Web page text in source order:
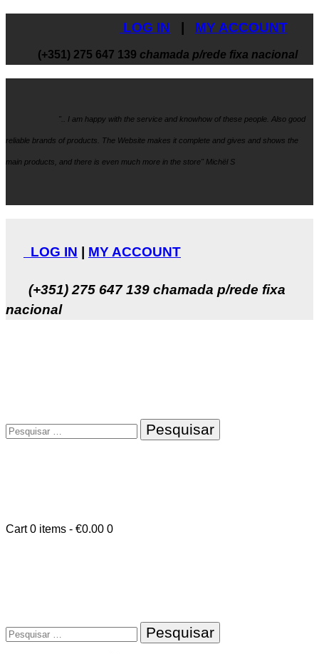
LOG IN MY ACCOUNT
(+351) 275 647 139 chamada p/rede fixa nacional
".. I am happy with the service and knowhow of these people. Also good
reliable brands of products. The Website makes it complete and gives and shows the
main products, and there is even much more in the store" Michël S
LOG IN MY ACCOUNT
(+351) 275 647 139 chamada p/rede fixa
nacional
Pesquisar
por:
Cart 0 items - €0.00 0
Pesquisar
por: